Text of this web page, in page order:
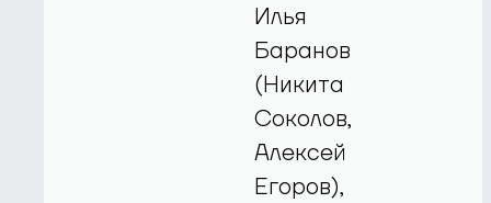
Илья
Баранов
(Никита
Соколов,
Алексей
Егоров),